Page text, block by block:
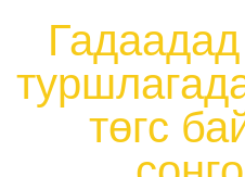
төгс